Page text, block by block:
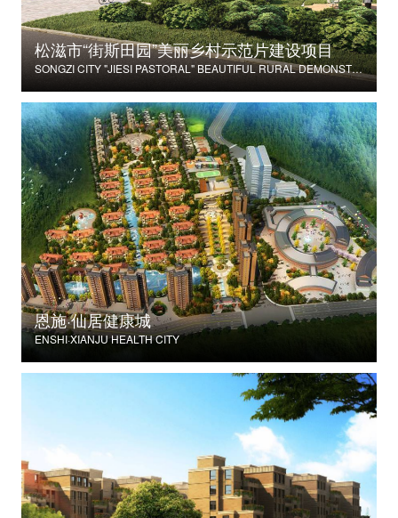
松滋市“街斯田园”美丽乡村示范片建设项目
SONGZI CITY "JIESI PASTORAL" BEAUTIFUL RURAL DEMONSTRATION FILM CONSTRUCTION PROJECT
恩施·仙居健康城
ENSHI·XIANJU HEALTH CITY